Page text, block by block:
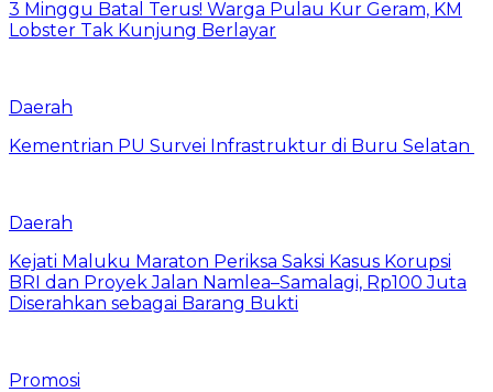
3 Minggu Batal Terus! Warga Pulau Kur Geram, KM
Lobster Tak Kunjung Berlayar
Daerah
Kementrian PU Survei Infrastruktur di Buru Selatan
Daerah
Kejati Maluku Maraton Periksa Saksi Kasus Korupsi
BRI dan Proyek Jalan Namlea–Samalagi, Rp100 Juta
Diserahkan sebagai Barang Bukti
Promosi